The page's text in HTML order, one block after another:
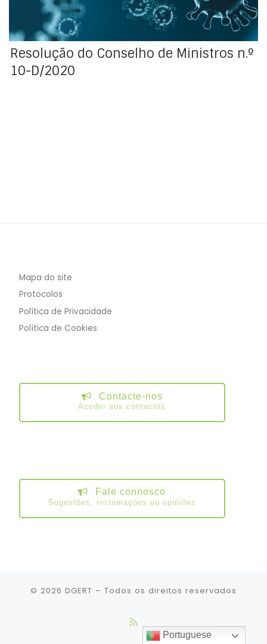
Resolução do Conselho de Ministros n.º
10-D/2020
Mapa do site
Protocolos
Política de Privacidade
Política de Cookies
Contacte-nos
Aceder aos contactos
Fale connosco
Sugestões, reclamações ou opiniões
© 2026 DGERT – Todos os direitos reservados
Portuguese